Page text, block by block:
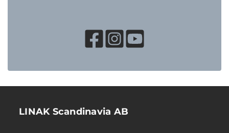
LINAK Scandinavia AB